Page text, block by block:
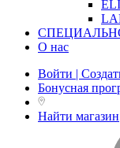
О нас
Войти |
Бонусная
Найти магазин